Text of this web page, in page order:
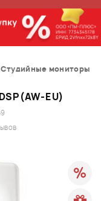
Студийные мониторы
EU)